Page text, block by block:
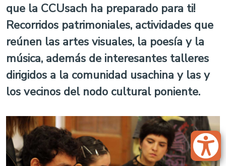
que la CCUsach ha preparado para ti!
Recorridos patrimoniales, actividades que
reúnen las artes visuales, la poesía y la
música, además de interesantes talleres
dirigidos a la comunidad usachina y las y
los vecinos del nodo cultural poniente.